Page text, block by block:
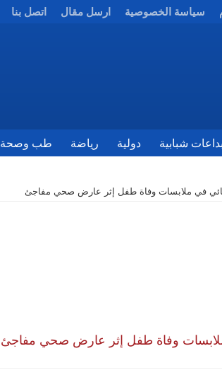
سياسة الخصوصية ارسل مقال اتصل بنا
شبابية دولية رياضة طب وصحة
في ملابسات وفاة طفل إثر عارض صحي مفاجئ
وفاة طفل إثر عارض صحي مفاجئ